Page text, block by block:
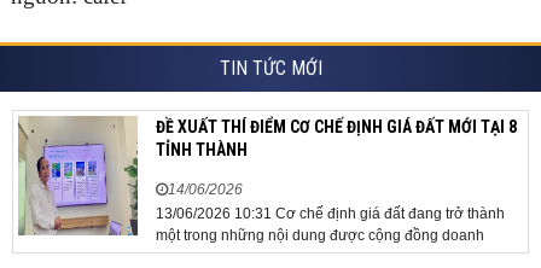
TIN TỨC MỚI
ĐỀ XUẤT THÍ ĐIỂM CƠ CHẾ ĐỊNH GIÁ ĐẤT MỚI TẠI 8
TỈNH THÀNH
14/06/2026
13/06/2026 10:31 Cơ chế định giá đất đang trở thành
một trong những nội dung được cộng đồng doanh
nghiệp, các chuyên gia và cơ quan quản lý đặc biệt